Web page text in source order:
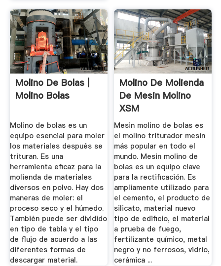
Molino De Bolas |
Molino Bolas
Molino de bolas es un
equipo esencial para moler
los materiales después se
trituran. Es una
herramienta eficaz para la
molienda de materiales
diversos en polvo. Hay dos
maneras de moler: el
proceso seco y el húmedo.
También puede ser dividido
en tipo de tabla y el tipo
de flujo de acuerdo a las
diferentes formas de
descargar material.
Molino De Molienda
De Mesin Molino
XSM
Mecánico,Mesin ...
Mesin molino de bolas es
el molino triturador mesin
más popular en todo el
mundo. Mesin molino de
bolas es un equipo clave
para la rectificación. Es
ampliamente utilizado para
el cemento, el producto de
silicato, material nuevo
tipo de edificio, el material
a prueba de fuego,
fertilizante químico, metal
negro y no ferrosos, vidrio,
cerámica ...